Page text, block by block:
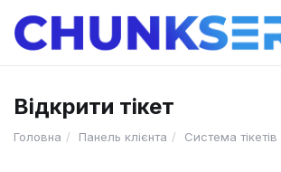
Відкрити тікет
Головна Панель клієнта Система тікетів